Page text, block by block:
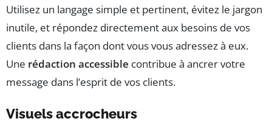
Utilisez un langage simple et pertinent, évitez le jargon
inutile, et répondez directement aux besoins de vos
clients dans la façon dont vous vous adressez à eux.
Une rédaction accessible contribue à ancrer votre
message dans l’esprit de vos clients.
Visuels accrocheurs